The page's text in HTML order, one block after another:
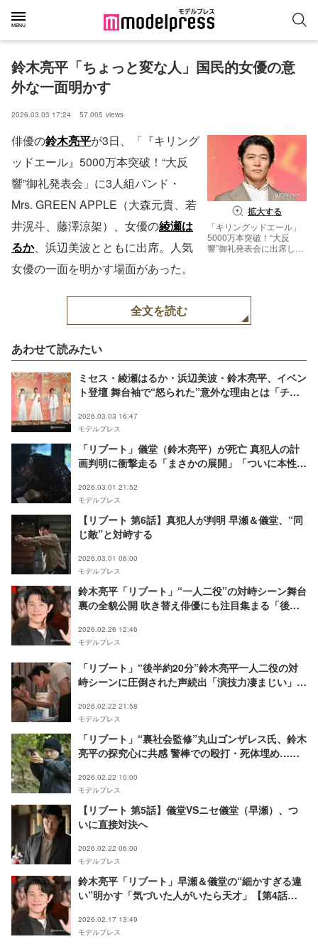
鈴木亮平「ちょっと変な人」国民的女優の意
外な一面明かす
2026.03.03 17:24 57,005 views
拡大する
「キリングッドエール」
5000万本突破！“大反
響”御礼発表会に出席した
俳優の鈴木亮平が3日、「『キリング
ッドエール』5000万本突破！“大反
響”御礼発表会」に3人組バンド・
Mrs. GREEN APPLE（大森元貴、若
井滉斗、藤澤涼架）、女優の綾瀬は
るか、浜辺美波とともに出席。人気
女優の一面を明かす場面があった。
全文を読む
あわせて読みたい
ミセス・綾瀬はるか・浜辺美波・鈴木亮平、イベン
ト登壇 舞台袖で“怒られた”意外な理由とは「チー
2026.03.03 16:47
モデルプレス
「リブート」儀堂（鈴木亮平）が死亡 真犯人の計
画判明に衝撃走る「まさかの展開」「ついに本性出
2026.03.01 21:52
モデルプレス
【リブート 第6話】真犯人が判明 早瀬＆儀堂、“同
じ敵”と対峙する
2026.03.01 06:00
モデルプレス
鈴木亮平「リブート」“一人二役”の対峙シーン舞台
裏の全貌公開 吹き替え俳優にも注目集まる「後ろ
2026.02.26 12:46
モデルプレス
「リブート」“後半約20分”鈴木亮平一人二役の対
峙シーンに圧倒された声続出「演技力凄まじい」
2026.02.22 21:58
モデルプレス
「リブート」“裏社会監修”丸山ゴンザレス氏、鈴木
亮平の探究心に共感 警棒での殴打・死体埋め…犯
2026.02.22 10:00
モデルプレス
【リブート 第5話】儀堂VSニセ儀堂（早瀬）、つ
いに直接対決へ
2026.02.22 06:00
モデルプレス
鈴木亮平「リブート」早瀬＆儀堂の“細かすぎる違
い”明かす「気づいた人がいたら天才」【第4話ネ
2026.02.17 13:49
モデルプレス